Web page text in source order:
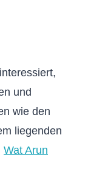
und
wie den
liegenden
Wat Arun